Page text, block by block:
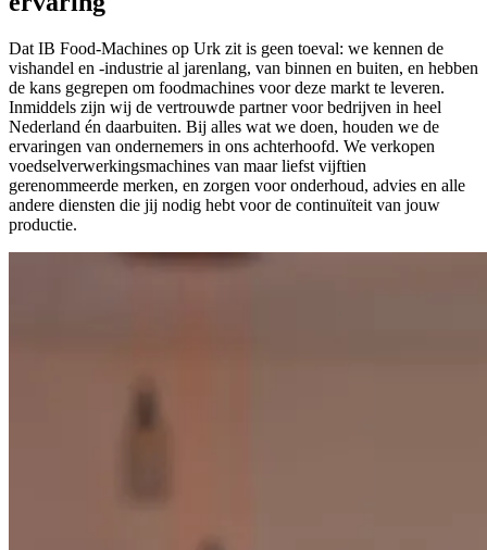
Dat IB Food-Machines op Urk zit is geen toeval: we kennen de
vishandel en -industrie al jarenlang, van binnen en buiten, en hebben
de kans gegrepen om foodmachines voor deze markt te leveren.
Inmiddels zijn wij de vertrouwde partner voor bedrijven in heel
Nederland én daarbuiten. Bij alles wat we doen, houden we de
ervaringen van ondernemers in ons achterhoofd. We verkopen
voedselverwerkingsmachines van maar liefst vijftien
gerenommeerde merken, en zorgen voor onderhoud, advies en alle
andere diensten die jij nodig hebt voor de continuïteit van jouw
productie.